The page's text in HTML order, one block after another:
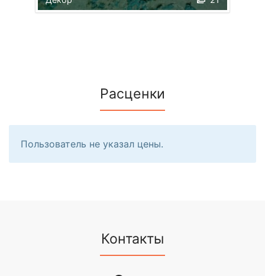
Расценки
Пользователь не указал цены.
Контакты